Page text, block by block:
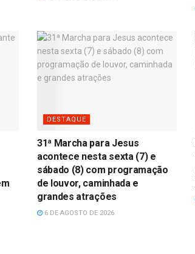
DESTAQUE
31ª Marcha para Jesus
acontece nesta sexta (7) e
sábado (8) com programação
de louvor, caminhada e
grandes atrações
6 DE AGOSTO DE 2026